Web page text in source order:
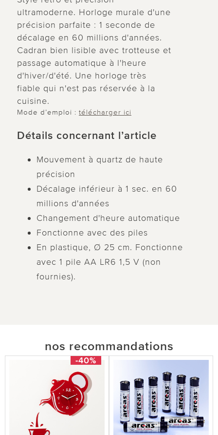
ultramoderne. Horloge murale d'une
précision parfaite : 1 seconde de
décalage en 60 millions d'années.
Cadran bien lisible avec trotteuse et
passage automatique à l'heure
d'hiver/d'été. Une horloge très
fiable qui n'est pas réservée à la
cuisine.
Mode d’emploi : télécharger ici
Détails concernant l’article
Mouvement à quartz de haute
précision
Décalage inférieur à 1 sec. en 60
millions d'années
Changement d'heure automatique
Fonctionne avec des piles
En plastique, Ø 25 cm. Fonctionne
avec 1 pile AA LR6 1,5 V (non
fournies).
nos recommandations
-40%